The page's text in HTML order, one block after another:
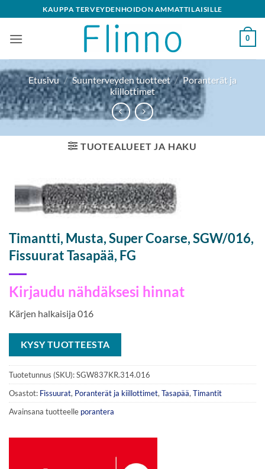
to
content
KAUPPA TERVEYDENHOIDON AMMATTILAISILLE
0
Etusivu / Suunterveyden tuotteet / Poranterät ja
kiillottimet
TUOTEALUEET JA HAKU
Timantti, Musta, Super Coarse, SGW/016,
Fissuurat Tasapää, FG
Kirjaudu nähdäksesi hinnat
Kärjen halkaisija 016
KYSY TUOTTEESTA
Tuotetunnus (SKU):SGW837KR.314.016
Osastot: Fissuurat, Poranterät ja kiillottimet,Tasapää,Timantit
Avainsana tuotteelle porantera